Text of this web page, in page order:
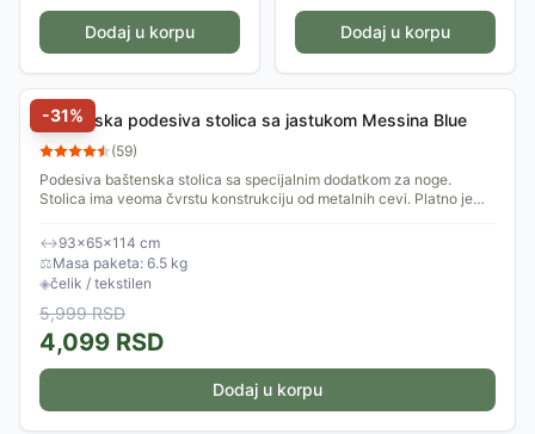
Dodaj u korpu Dodaj u korpu
-31%
Baštenska podesiva stolica sa jastukom Messina Blue
(59)
Podesiva baštenska stolica sa specijalnim dodatkom za noge.
Stolica ima veoma čvrstu konstrukciju od metalnih cevi. Platno je
↔93×65×114 cm
⚖Masa paketa: 6.5 kg
◈čelik / tekstilen
5,999RSD
4,099 RSD
Dodaj u korpu